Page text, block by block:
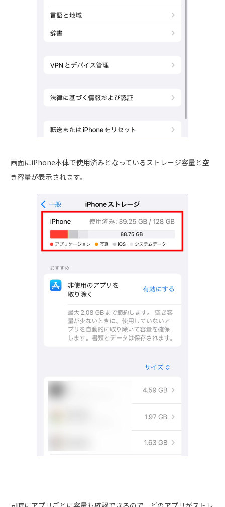
画面にiPhone本体で使用済みとなっているストレージ容量と空
き容量が表示されます。